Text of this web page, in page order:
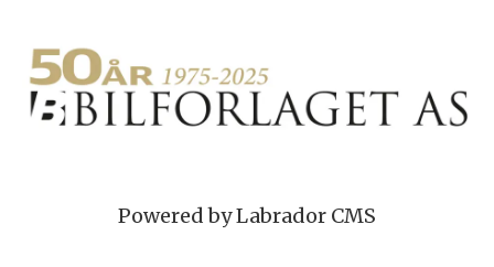
Powered by Labrador CMS